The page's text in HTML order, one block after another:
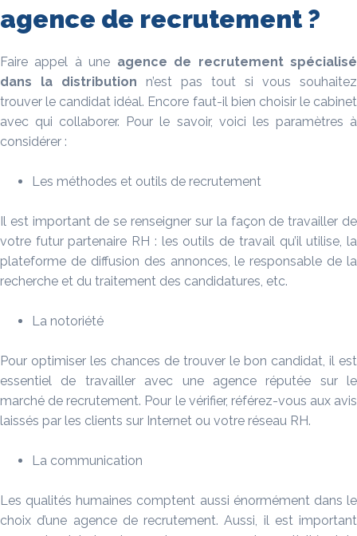
agence de recrutement ?
Faire appel à une agence de recrutement spécialisé
dans la
distribution n’est pas tout si vous souhaitez
trouver le candidat idéal. Encore faut-il bien choisir le cabinet
avec qui collaborer. Pour le savoir, voici les paramètres à
considérer :
Les méthodes et outils de recrutement
Il est important de se renseigner sur la façon de travailler de
votre futur partenaire RH : les outils de travail qu’il utilise, la
plateforme de diffusion des annonces, le responsable de la
recherche et du traitement des candidatures, etc.
La notoriété
Pour optimiser les chances de trouver le bon candidat, il est
essentiel de travailler avec une agence réputée sur le
marché de recrutement. Pour le vérifier, référez-vous aux avis
laissés par les clients sur Internet ou votre réseau RH.
La communication
Les qualités humaines comptent aussi énormément dans le
choix d’une agence de recrutement. Aussi, il est important